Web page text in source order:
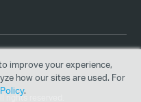
reserved.
improve your experience,
how our sites are used. For
.